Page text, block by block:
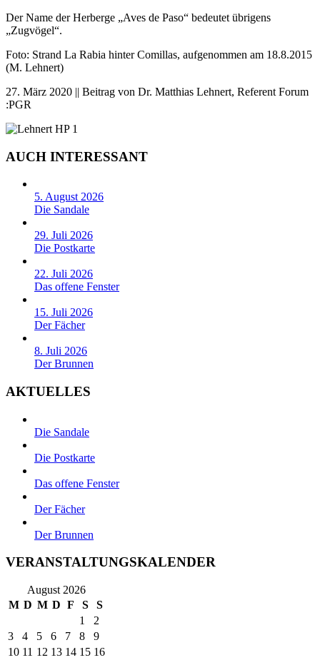
Der Name der Herberge „Aves de Paso“ bedeutet übrigens
„Zugvögel“.
Foto: Strand La Rabia hinter Comillas, aufgenommen am 18.8.2015
(M. Lehnert)
27. März 2020 || Beitrag von Dr. Matthias Lehnert, Referent Forum
:PGR
AUCH INTERESSANT
5. August 2026
Die Sandale
29. Juli 2026
Die Postkarte
22. Juli 2026
Das offene Fenster
15. Juli 2026
Der Fächer
8. Juli 2026
Der Brunnen
AKTUELLES
Die Sandale
Die Postkarte
Das offene Fenster
Der Fächer
Der Brunnen
VERANSTALTUNGSKALENDER
August 2026
M D M D F S S
1
2
3
4 5 6 7 8
9
10 11 12 13 14 15 16